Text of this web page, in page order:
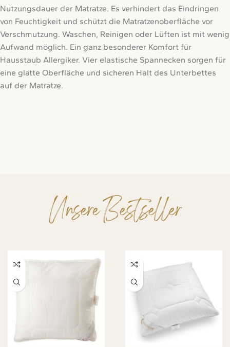
Nutzungsdauer der Matratze. Es verhindert das Eindringen
von Feuchtigkeit und schützt die Matratzenoberfläche vor
Verschmutzung. Waschen, Reinigen oder Lüften ist mit wenig
Aufwand möglich. Ein ganz besonderer Komfort für
Hausstaub Allergiker. Vier elastische Spannecken sorgen für
eine glatte Oberfläche und sicheren Halt des Unterbettes
auf der Matratze.
Unsere Bestseller